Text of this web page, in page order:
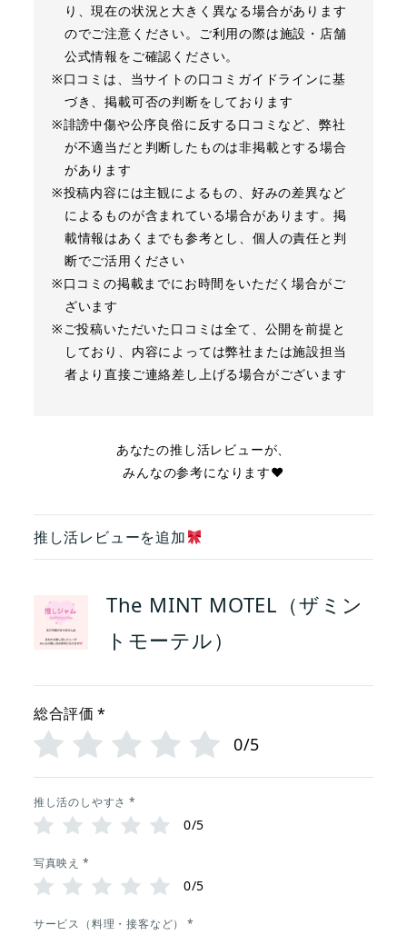
り、現在の状況と大きく異なる場合があります
のでご注意ください。ご利用の際は施設・店舗
公式情報をご確認ください。
※口コミは、当サイトの口コミガイドラインに基
づき、掲載可否の判断をしております
※誹謗中傷や公序良俗に反する口コミなど、弊社
が不適当だと判断したものは非掲載とする場合
があります
※投稿内容には主観によるもの、好みの差異など
によるものが含まれている場合があります。掲
載情報はあくまでも参考とし、個人の責任と判
断でご活用ください
※口コミの掲載までにお時間をいただく場合がご
ざいます
※ご投稿いただいた口コミは全て、公開を前提と
しており、内容によっては弊社または施設担当
者より直接ご連絡差し上げる場合がございます
あなたの推し活レビューが、
みんなの参考になります❤︎
推し活レビューを追加
The MINT MOTEL（ザミン
トモーテル）
総合評価 *
0/5
推し活のしやすさ *
0/5
写真映え *
0/5
サービス（料理・接客など） *